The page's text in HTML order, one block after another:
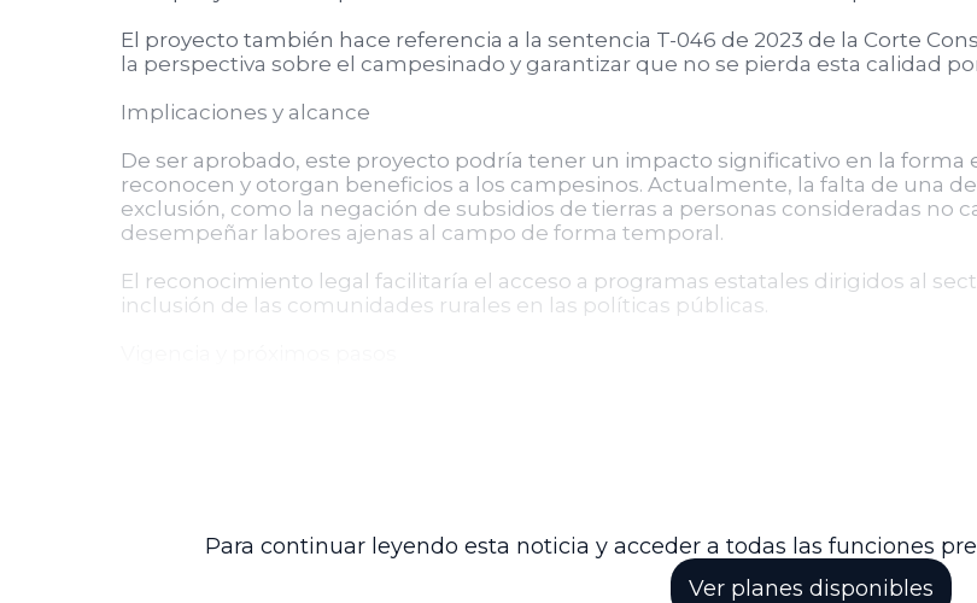
El proyecto también hace referencia a la sentencia T-046 de 2023 de la Corte
la perspectiva sobre el campesinado y garantizar que no se pierda esta calidad
Implicaciones y alcance
De ser aprobado, este proyecto podría tener un impacto significativo en la
reconocen y otorgan beneficios a los campesinos. Actualmente, la falta de una
exclusión, como la negación de subsidios de tierras a personas consideradas no
desempeñar labores ajenas al campo de forma temporal.
El reconocimiento legal facilitaría el acceso a programas estatales dirigidos al
inclusión de las comunidades rurales en las políticas públicas.
Para continuar leyendo esta noticia y acceder a todas las funciones
Ver planes disponibles